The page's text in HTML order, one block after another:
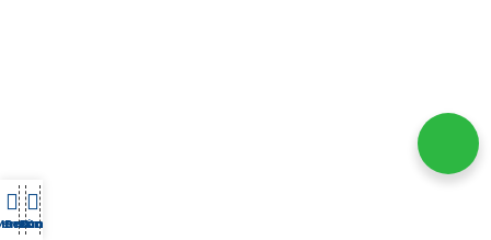
Beranda
Bimtek
Kontak